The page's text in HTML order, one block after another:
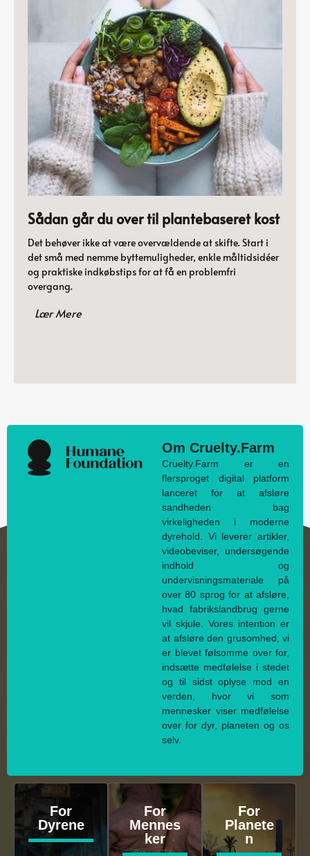
Sådan går du over til plantebaseret kost
Det behøver ikke at være overvældende at skifte. Start i
det små med nemme byttemuligheder, enkle måltidsidéer
og praktiske indkøbstips for at få en problemfri
overgang.
Lær Mere
Om Cruelty.Farm
Cruelty.Farm er en
flersproget digital platform
lanceret for at afsløre
sandheden bag
virkeligheden i moderne
dyrehold. Vi leverer artikler,
videobeviser, undersøgende
indhold og
undervisningsmateriale på
over 80 sprog for at afsløre,
hvad fabrikslandbrug gerne
vil skjule. Vores intention er
at afsløre den grusomhed, vi
er blevet følsomme over for,
indsætte medfølelse i stedet
og til sidst oplyse mod en
verden, hvor vi som
mennesker viser medfølelse
over for dyr, planeten og os
selv.
For
Dyrene
For
Mennes
ker
For
Planete
n